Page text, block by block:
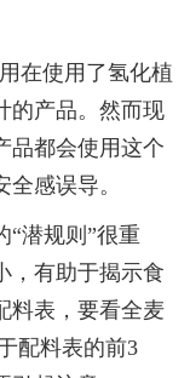
在使用了氢化植
的产品。然而现
品都会使用这个
感误导。
潜规则”很重
，有助于揭示食
料表，要看全麦
配料表的前3